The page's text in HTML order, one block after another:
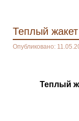
Теплый
Опубликовано:
Теплый